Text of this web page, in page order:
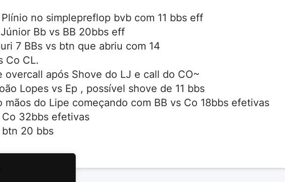
no simplepreflop bvb com 11 bbs eff
Bb vs BB 20bbs eff
7 BBs vs btn que abriu com 14
Co CL.
após Shove do LJ e call do CO~
Lopes vs Ep , possível shove de 11 bbs
do Lipe começando com BB vs Co 18bbs efetivas
Co 32bbs efetivas
btn 20 bbs